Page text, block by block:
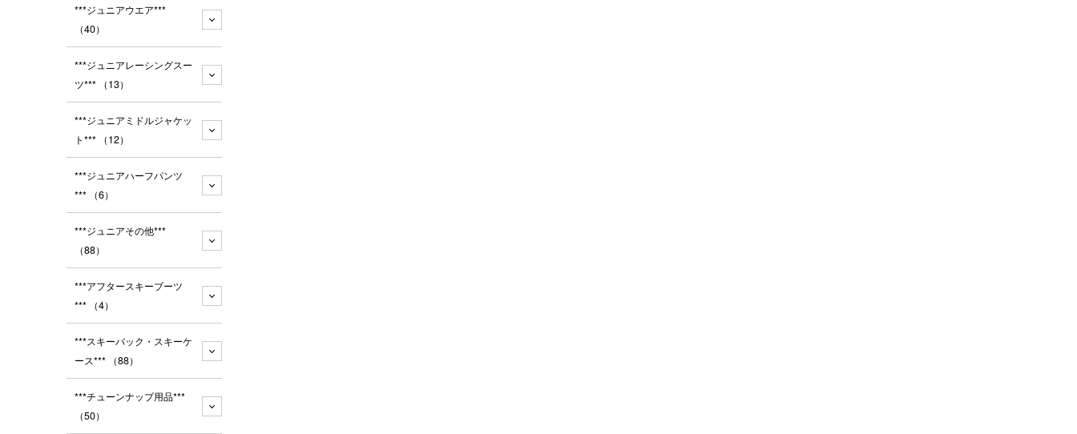
***ジュニアウエア***
（40）
***ジュニアレーシングスー
ツ*** （13）
***ジュニアミドルジャケッ
ト*** （12）
***ジュニアハーフパンツ
*** （6）
***ジュニアその他***
（88）
***アフタースキーブーツ
*** （4）
***スキーバック・スキーケ
ース*** （88）
***チューンナップ用品***
（50）